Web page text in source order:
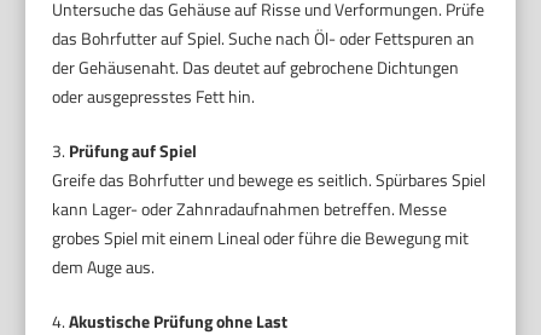
Untersuche das Gehäuse auf Risse und Verformungen. Prüfe
das Bohrfutter auf Spiel. Suche nach Öl- oder Fettspuren an
der Gehäusenaht. Das deutet auf gebrochene Dichtungen
oder ausgepresstes Fett hin.
3. Prüfung auf Spiel
Greife das Bohrfutter und bewege es seitlich. Spürbares Spiel
kann Lager- oder Zahnradaufnahmen betreffen. Messe
grobes Spiel mit einem Lineal oder führe die Bewegung mit
dem Auge aus.
4.Akustische Prüfung ohne Last